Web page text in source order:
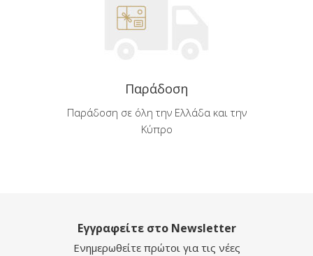
Παράδοση
Παράδοση σε όλη την Ελλάδα και την
Κύπρο
Εγγραφείτε στο Newsletter
Ενημερωθείτε πρώτοι για τις νέες